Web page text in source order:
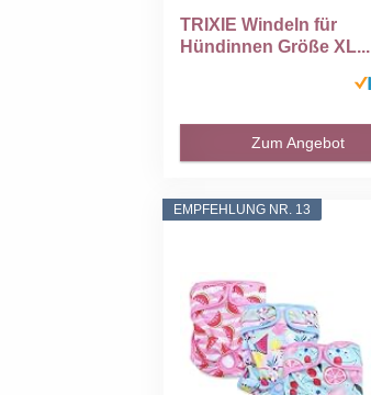
TRIXIE Windeln für
Hündinnen Größe XL...
Zum Angebot
EMPFEHLUNG NR. 13